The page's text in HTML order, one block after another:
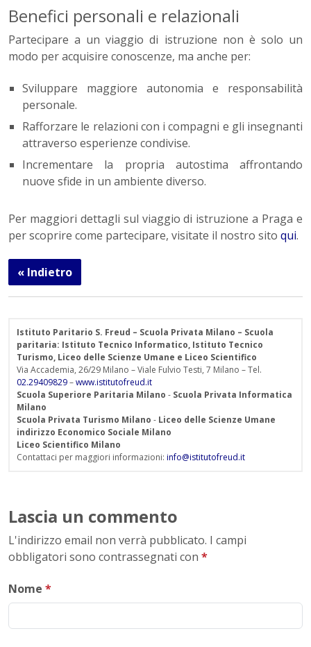
Benefici personali e relazionali
Partecipare a un viaggio di istruzione non è solo un
modo per acquisire conoscenze, ma anche per:
Sviluppare maggiore autonomia e responsabilità
personale.
Rafforzare le relazioni con i compagni e gli insegnanti
attraverso esperienze condivise.
Incrementare la propria autostima affrontando
nuove sfide in un ambiente diverso.
Per maggiori dettagli sul viaggio di istruzione a Praga e
per scoprire come partecipare, visitate il nostro sito qui.
« Indietro
Istituto Paritario S. Freud – Scuola Privata Milano – Scuola
paritaria: Istituto Tecnico Informatico, Istituto Tecnico
Turismo, Liceo delle Scienze Umane e Liceo Scientifico
Via Accademia, 26/29 Milano – Viale Fulvio Testi, 7 Milano – Tel.
02.29409829–www.istitutofreud.it
Scuola Superiore Paritaria Milano - Scuola Privata Informatica
Milano
Scuola Privata Turismo Milano - Liceo delle Scienze Umane
indirizzo Economico Sociale Milano
Liceo Scientifico Milano
Contattaci per maggiori informazioni: info@istitutofreud.it
Lascia un commento
L'indirizzo email non verrà pubblicato. I campi
obbligatori sono contrassegnati con *
Nome *